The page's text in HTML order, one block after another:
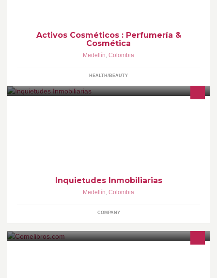
Activos Cosméticos : Perfumería &
Cosmética
Medellín, Colombia
HEALTH/BEAUTY
Inquietudes Inmobiliarias
Medellín, Colombia
COMPANY